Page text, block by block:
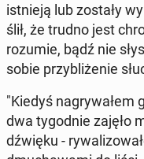
ist­nie­ją lub zostały
ślił, że trudno jest
rozumie, bądź nie
sobie przy­bli­że­nie
"Kiedyś na­gry­wa­łem
dwa ty­go­dnie zajęło
dźwięku -